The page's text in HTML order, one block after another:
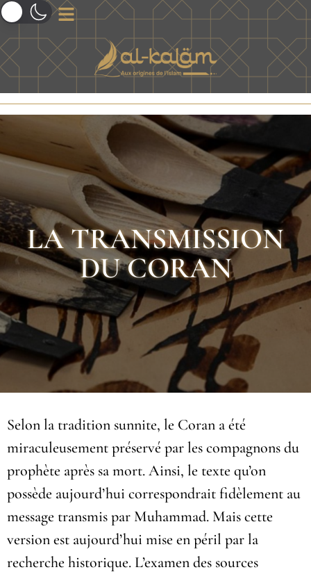
LA TRANSMISSION
DU CORAN
Selon la tradition sunnite, le Coran a été
miraculeusement préservé par les compagnons du
prophète après sa mort. Ainsi, le texte qu’on
possède aujourd’hui correspondrait fidèlement au
message transmis par Muhammad. Mais cette
version est aujourd’hui mise en péril par la
recherche historique. L’examen des sources